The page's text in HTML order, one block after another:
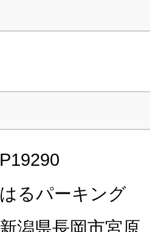
P19290
はるパーキング
新潟県長岡市宮原